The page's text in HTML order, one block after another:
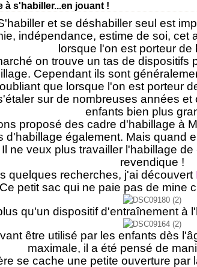
à s'habiller...en jouant !
et se déshabiller seul est
indépendance, estime de soi, cet
lorsque l'on est porteur de
on trouve un tas de dispositifs
Cependant ils sont
que lorsque l'on est porteur
sur de nombreuses années
enfants bien plus
proposé des cadre d'habillage à
d'habillage également. Mais quand
ne veux plus travailler l'habillage
revendique !
quelques recherches, j'ai découvert
Ce petit sac qui ne paie pas de mine
qu'un dispositif d'entraînement à
être utilisé par les enfants dès
maximale, il a été pensé de
se cache une petite ouverture par